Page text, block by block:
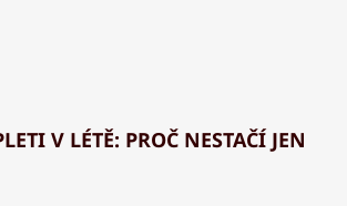
V LÉTĚ: PROČ NESTAČÍ JEN